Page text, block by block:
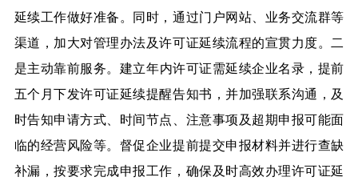
延续工作做好准备。同时，通过门户网站、业务交流群等
渠道，加大对管理办法及许可证延续流程的宣贯力度。
二
是主动靠前服务。建立年内许可证需延续企业名录，提前
五个月下发许可证延续提醒告知书，并加强联系沟通，及
时告知申请方式、时间节点、注意事项及超期申报可能面
临的经营风险等。督促企业提前提交申报材料并进行查缺
补漏，按要求完成申报工作，确保及时高效办理许可证延